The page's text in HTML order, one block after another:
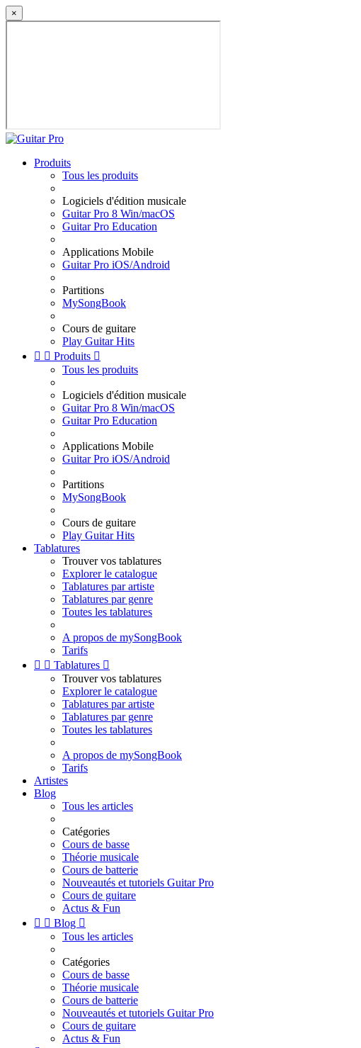
×
Produits
Tous les produits
Logiciels d'édition musicale
Guitar Pro 8 Win/macOS
Guitar Pro Education
Applications Mobile
Guitar Pro iOS/Android
Partitions
MySongBook
Cours de guitare
Play Guitar Hits
  Produits 
Tous les produits
Logiciels d'édition musicale
Guitar Pro 8 Win/macOS
Guitar Pro Education
Applications Mobile
Guitar Pro iOS/Android
Partitions
MySongBook
Cours de guitare
Play Guitar Hits
Tablatures
Trouver vos tablatures
Explorer le catalogue
Tablatures par artiste
Tablatures par genre
Toutes les tablatures
A propos de mySongBook
Tarifs
  Tablatures 
Trouver vos tablatures
Explorer le catalogue
Tablatures par artiste
Tablatures par genre
Toutes les tablatures
A propos de mySongBook
Tarifs
Artistes
Blog
Tous les articles
Catégories
Cours de basse
Théorie musicale
Cours de batterie
Nouveautés et tutoriels Guitar Pro
Cours de guitare
Actus & Fun
  Blog 
Tous les articles
Catégories
Cours de basse
Théorie musicale
Cours de batterie
Nouveautés et tutoriels Guitar Pro
Cours de guitare
Actus & Fun